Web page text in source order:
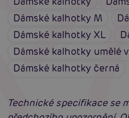
Dámské kalhotky M
Dámské kalhotky XL
Dámské kalhotky umělé
Dámské kalhotky černá
Technické specifikace se